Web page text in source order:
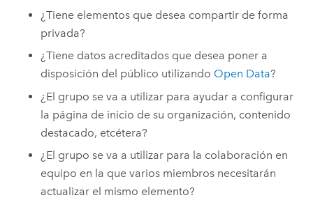
¿Tiene elementos que desea compartir de forma
privada?
¿Tiene datos acreditados que desea poner a
disposición del público utilizando Open Data?
¿El grupo se va a utilizar para ayudar a configurar
la página de inicio de su organización, contenido
destacado, etcétera?
¿El grupo se va a utilizar para la colaboración en
equipo en la que varios miembros necesitarán
actualizar el mismo elemento?